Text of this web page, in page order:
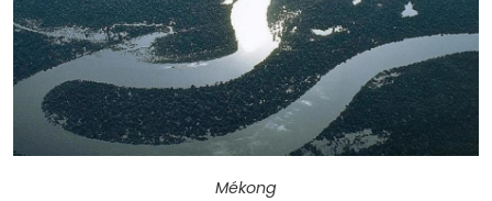
Mékong